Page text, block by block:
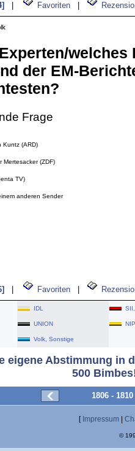
Favoriten
der EM-
Frage
Kuntz (ARD)
Mertesacker (ZDF)
TV)
anderen Sender
Favoriten
IDL
UNION NIP
Volk, Sonstige
eigene Abstimmung in
500
1806 -
[ Impressum
©